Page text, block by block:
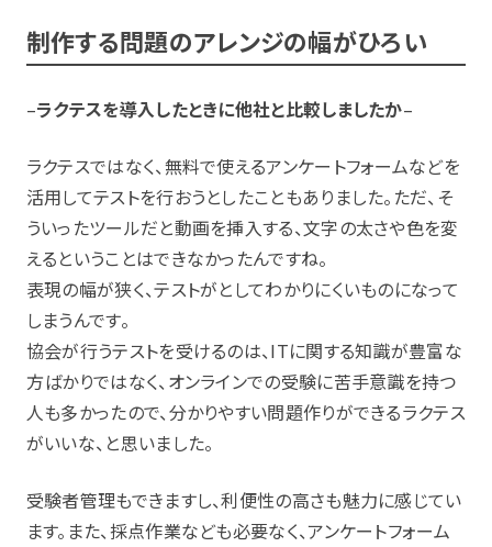
制作する問題のアレンジの幅がひろい
–ラクテスを導入したときに他社と比較しましたか–
ラクテスではなく、無料で使えるアンケートフォームなどを
活用してテストを行おうとしたこともありました。ただ、そ
ういったツールだと動画を挿入する、文字の太さや色を変
えるということはできなかったんですね。
表現の幅が狭く、テストがとしてわかりにくいものになって
しまうんです。
協会が行うテストを受けるのは、ITに関する知識が豊富な
方ばかりではなく、オンラインでの受験に苦手意識を持つ
人も多かったので、分かりやすい問題作りができるラクテス
がいいな、と思いました。
受験者管理もできますし、利便性の高さも魅力に感じてい
ます。また、採点作業なども必要なく、アンケートフォーム